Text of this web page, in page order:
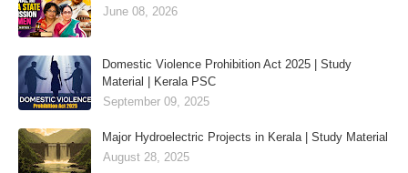
June 08, 2026
Domestic Violence Prohibition Act 2025 | Study
Material | Kerala PSC
September 09, 2025
Major Hydroelectric Projects in Kerala | Study Material
August 28, 2025